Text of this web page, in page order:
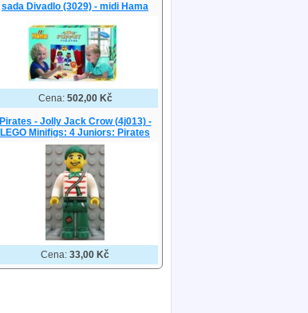
sada Divadlo (3029) - midi Hama
Cena: 502,00 Kč
Pirates - Jolly Jack Crow (4j013) -
LEGO Minifigs: 4 Juniors: Pirates
Cena: 33,00 Kč